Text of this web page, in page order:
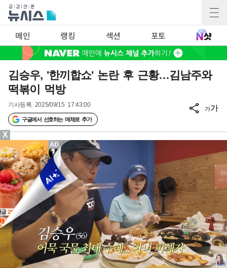
메인 랭킹 섹션 포토
김승우, '한끼합쇼' 논란 후 근황…김남주와
떡볶이 먹방
기사등록 2025/09/15 17:43:00
구글에서 선호하는 매체로 추가
가가
X